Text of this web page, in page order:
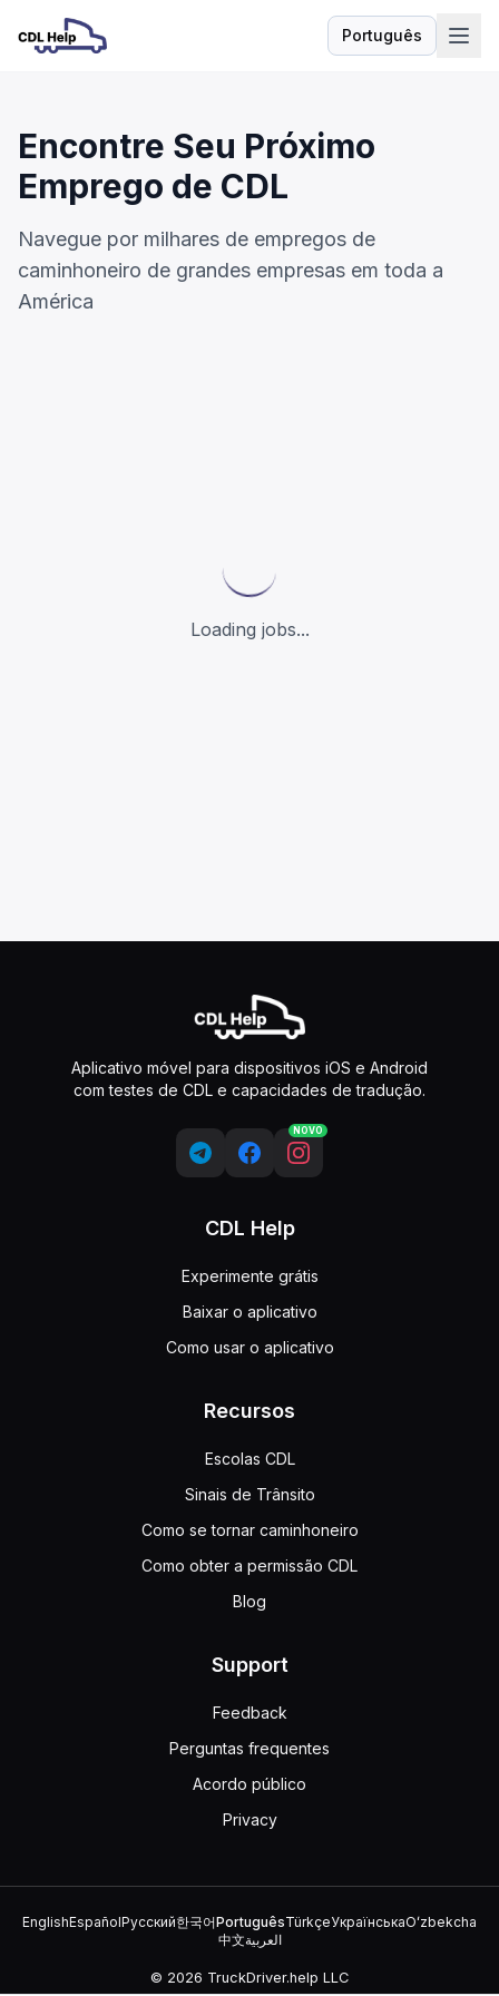
Português
Idioma
Encontre Seu Próximo
Emprego de CDL
Navegue por milhares de empregos de
caminhoneiro de grandes empresas em toda a
América
Loading jobs...
Aplicativo móvel para dispositivos iOS e Android
com testes de CDL e capacidades de tradução.
NOVO
CDL Help
Experimente grátis
Baixar o aplicativo
Como usar o aplicativo
Recursos
Escolas CDL
Sinais de Trânsito
Como se tornar caminhoneiro
Como obter a permissão CDL
Blog
Support
Feedback
Perguntas frequentes
Acordo público
Privacy
EnglishEspañolРусский한국어PortuguêsTürkçeУкраїнськаOʻzbekcha
中文العربية
© 2026 TruckDriver.help LLC